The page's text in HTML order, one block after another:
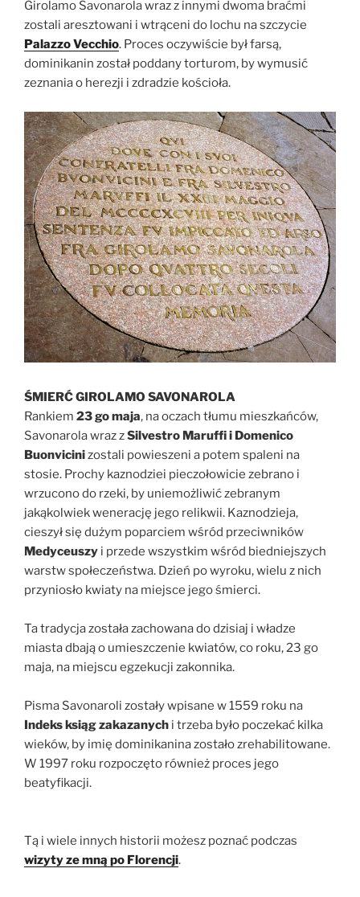
Girolamo Savonarola wraz z innymi dwoma braćmi
zostali aresztowani i wtrąceni do lochu na szczycie
Palazzo Vecchio. Proces oczywiście był farsą,
dominikanin został poddany torturom, by wymusić
zeznania o herezji i zdradzie kościoła.
ŚMIERĆ GIROLAMO SAVONAROLA
Rankiem 23 go maja, na oczach tłumu mieszkańców,
Savonarola wraz zSilvestro Maruffi i Domenico
Buonvicinizostali powieszeni a potem spaleni na
stosie. Prochy kaznodziei pieczołowicie zebrano i
wrzucono do rzeki, by uniemożliwić zebranym
jakąkolwiek wenerację jego relikwii. Kaznodzieja,
cieszył się dużym poparciem wśród przeciwników
Medyceuszy i przede wszystkim wśród biedniejszych
warstw społeczeństwa. Dzień po wyroku, wielu z nich
przyniosło kwiaty na miejsce jego śmierci.
Ta tradycja została zachowana do dzisiaj i władze
miasta dbają o umieszczenie kwiatów, co roku, 23 go
maja, na miejscu egzekucji zakonnika.
Pisma Savonaroli zostały wpisane w 1559 roku na
Indeks ksiąg zakazanych i trzeba było poczekać kilka
wieków, by imię dominikanina zostało zrehabilitowane.
W 1997 roku rozpoczęto również proces jego
beatyfikacji.
Tą i wiele innych historii możesz poznać podczas
wizyty ze mną po Florencji.